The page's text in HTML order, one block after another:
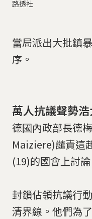
路透社
當局派出大批鎮
序。
萬人抗議聲勢
德國內政部長德
Maiziere)譴責這
(19)的國會上討論
封鎖佔領抗議行
清界線。他們為